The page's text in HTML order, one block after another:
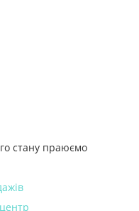
стану праюємо